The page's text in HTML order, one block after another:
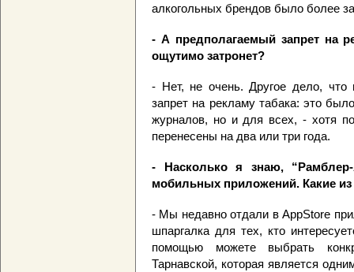
алкогольных брендов было более
- А предполагаемый запрет на
ощутимо затронет?
- Нет, не очень. Другое дело,
запрет на рекламу табака: это
журналов, но и для всех, - хотя
перенесены на два или три года.
- Насколько я знаю, “Рамблер-
мобильных приложений. Какие
- Мы недавно отдали в AppStore
шпаргалка для тех, кто
помощью можете выбрать
Тарнавской, которая является